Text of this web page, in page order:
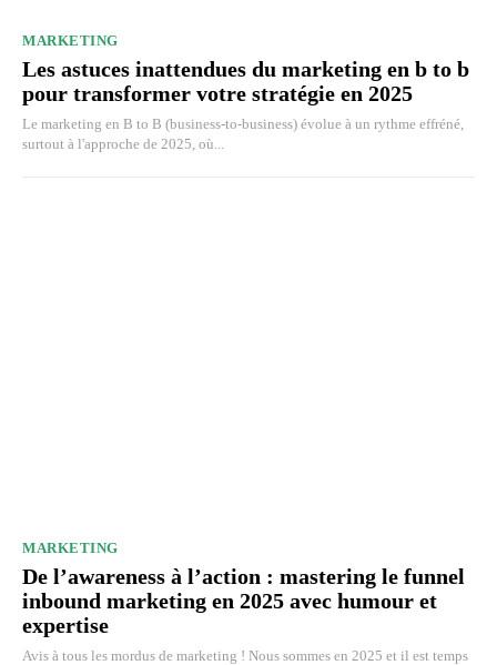
MARKETING
Les astuces inattendues du marketing en b to b
pour transformer votre stratégie en 2025
Le marketing en B to B (business-to-business) évolue à un rythme effréné,
surtout à l'approche de 2025, où...
MARKETING
De l’awareness à l’action : mastering le funnel
inbound marketing en 2025 avec humour et
expertise
Avis à tous les mordus de marketing ! Nous sommes en 2025 et il est temps